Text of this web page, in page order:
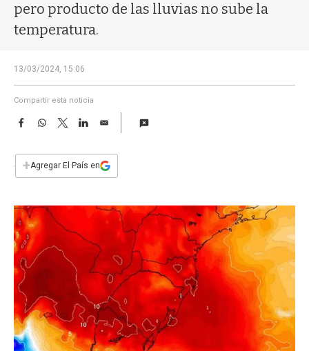
pero producto de las lluvias no sube la
temperatura.
13/03/2024, 15:06
Compartir esta noticia
F
e
b
k
W
s
p
T
w
t
L
E
i
l
+Agregar El País en